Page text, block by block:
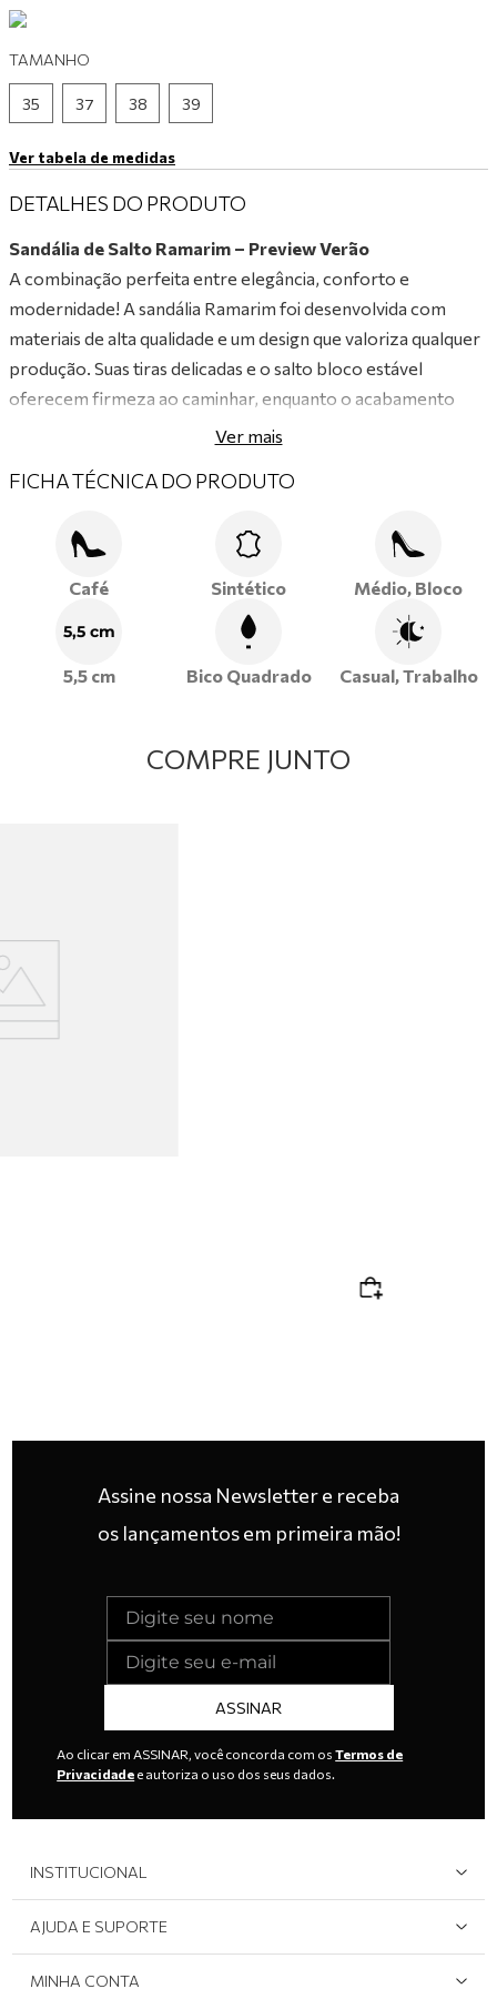
TAMANHO
35 37 38 39
Ver tabela de medidas
DETALHES DO PRODUTO
Sandália de Salto Ramarim – Preview Verão
A combinação perfeita entre elegância, conforto e
modernidade! A sandália Ramarim foi desenvolvida com
materiais de alta qualidade e um design que valoriza qualquer
produção. Suas tiras delicadas e o salto bloco estável
oferecem firmeza ao caminhar, enquanto o acabamento
impecável e o visual sofisticado garantem um toque de
você em eventos especiais, no dia a dia de trabalho ou até em
que só a Ramarim proporciona.
Ver mais
FICHA TÉCNICA DO PRODUTO
Café Sintético Médio, Bloco
5,5 cm
5,5 cm Bico Quadrado Casual, Trabalho
COMPRE JUNTO
Assine nossa Newsletter e receba
os lançamentos em primeira mão!
ASSINAR
Ao clicar em ASSINAR, você concorda com osTermos de
Privacidade e autoriza o uso dos seus dados.
INSTITUCIONAL
Área do Lojista
AJUDA E SUPORTE
MINHA CONTA
10º tênis preto